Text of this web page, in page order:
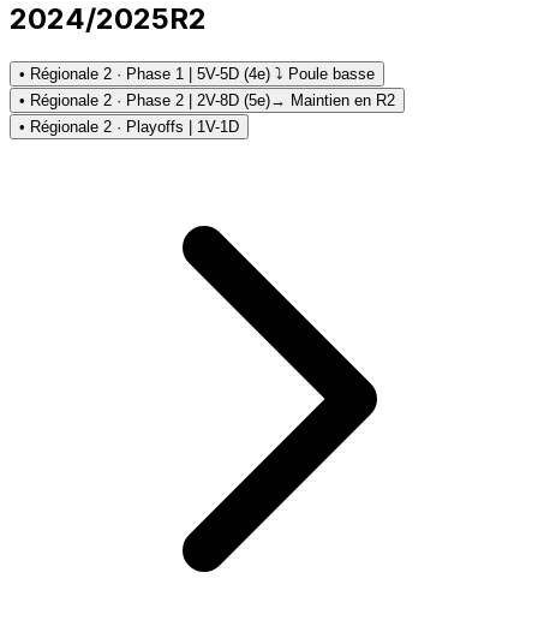
2024/2025R2
• Régionale 2 · Phase 1 | 5V-5D (4e) ⤵ Poule basse
• Régionale 2 · Phase 2 | 2V-8D (5e)→ Maintien en R2
• Régionale 2 · Playoffs | 1V-1D